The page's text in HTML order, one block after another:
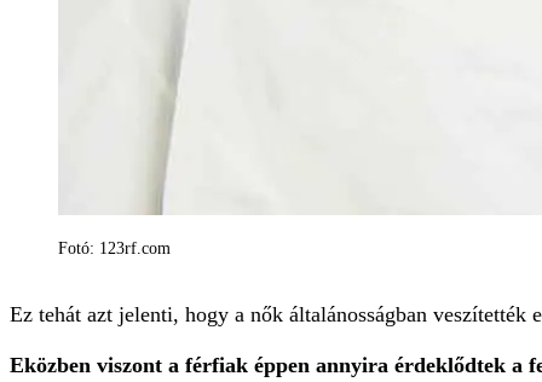
Fotó: 123rf.com
Ez tehát azt jelenti, hogy a nők általánosságban
Eközben viszont a férfiak éppen annyira érdeklődtek a